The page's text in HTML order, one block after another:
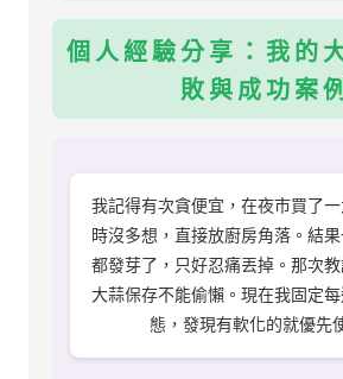
個人經驗分享：我的
敗與成功案
我記得有次貪便宜，在夜市買了
時沒多想，直接放廚房角落。結
都發芽了，只好忍痛丟掉。那次教
大蒜保存不能偷懶。現在我固定
態，發現有軟化的就優先